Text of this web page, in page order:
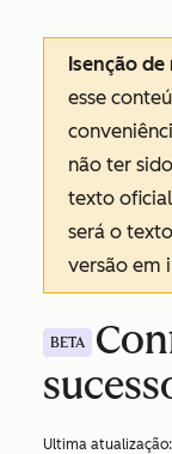
Isenção
esse
não ter
texto
será o
versão em
BETA
Ultima atualização: